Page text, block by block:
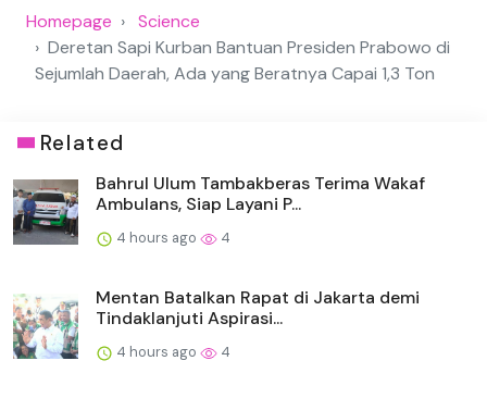
Homepage
Science
Deretan Sapi Kurban Bantuan Presiden Prabowo di
Sejumlah Daerah, Ada yang Beratnya Capai 1,3 Ton
Related
Bahrul Ulum Tambakberas Terima Wakaf
Ambulans, Siap Layani P...
4 hours ago 4
Mentan Batalkan Rapat di Jakarta demi
Tindaklanjuti Aspirasi...
4 hours ago 4